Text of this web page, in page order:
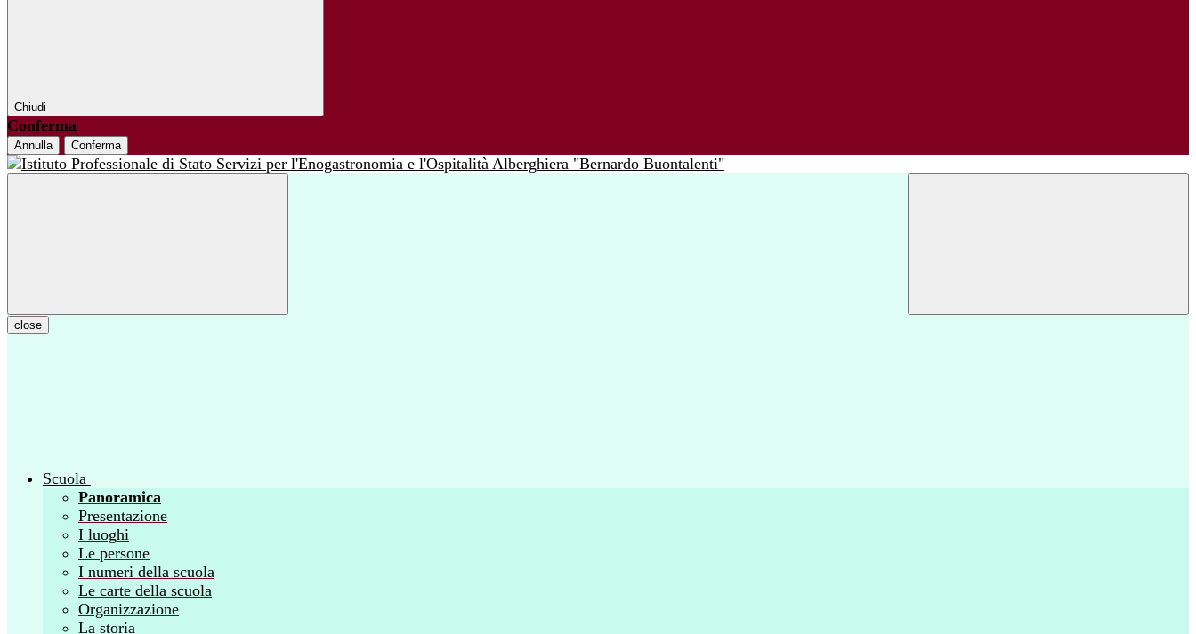
Chiudi
Conferma
Annulla Conferma
close
Scuola
Panoramica
Presentazione
I luoghi
Le persone
I numeri della scuola
Le carte della scuola
Organizzazione
La storia